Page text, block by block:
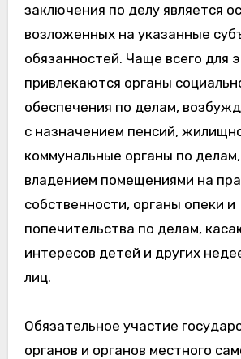
заключения по делу является
возложенных на указанные
обязанностей. Чаще всего для
привлекаются органы
обеспечения по делам,
с назначением пенсий,
коммунальные органы по
владением помещениями на
собственности, органы опеки и
попечительства по делам,
интересов детей и других
лиц.
Обязательное участие
органов и органов местного